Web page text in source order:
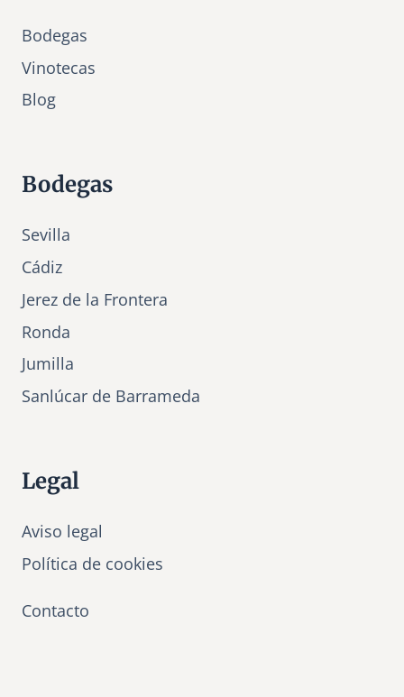
Bodegas
Vinotecas
Blog
Bodegas
Sevilla
Cádiz
Jerez de la Frontera
Ronda
Jumilla
Sanlúcar de Barrameda
Legal
Aviso legal
Política de cookies
Contacto